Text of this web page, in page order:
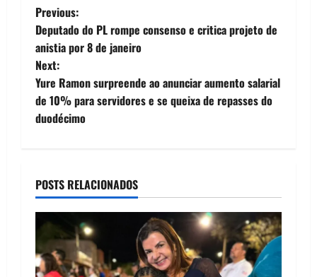
P
o
s
t
v
g
Previous:
Deputado do PL rompe consenso e critica projeto de
anistia por 8 de janeiro
Next:
Yure Ramon surpreende ao anunciar aumento salarial
de 10% para servidores e se queixa de repasses do
duodécimo
POSTS RELACIONADOS